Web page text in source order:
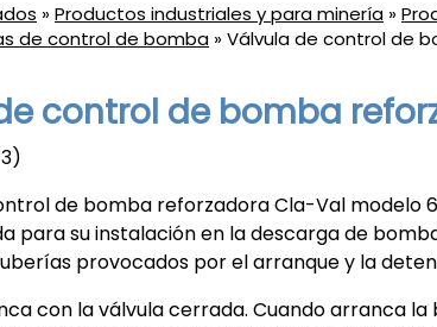
»Productos industriales y para minería »
de control de bomba » Válvula de control de
control de bomba
de bomba reforzadora Cla-Val
para su instalación en la descarga de
provocados por el arranque y la
con la válvula cerrada. Cuando arranca